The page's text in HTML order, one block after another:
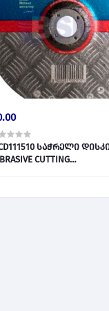
საჭრელი
CUTTING